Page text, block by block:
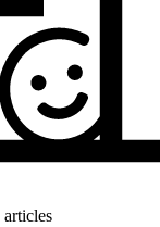
articles